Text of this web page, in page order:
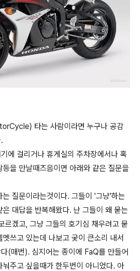
타는 사람이라면 누구나 공감
에 걸리거나 휴게실의 주차장에서나 혹
을 만날때즈음이면 아래와 같은 질문을
질문이라는것이다. 그들이 '그냥'하는
대답을 반복해왔다. 난 그들이 왜 묻는
르겠고, 그냥 그들의 호기심 채우려고 묻
쓰고 있는데 나보고 궂이 큰소리 내서
(매번). 심지어는 종이에 FaQ를 만들어
주고 싶을때가 한두번이 아니었다. 아